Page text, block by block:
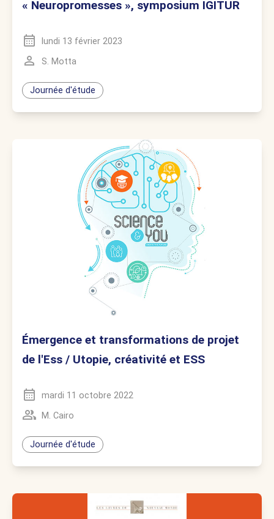
« Neuropromesses », symposium IGITUR
lundi 13 février 2023
S. Motta
Journée d'étude
Émergence et transformations de projet
de l'Ess / Utopie, créativité et ESS
mardi 11 octobre 2022
M. Cairo
Journée d'étude